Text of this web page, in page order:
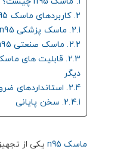
2. کاربردهای ماسک N95 در حوزه‌های مختلف
2.1. ماسک پزشکی n95
2.2. ماسک صنعتی n95
دیگر
2.4. استانداردهای ضروری در انواع ماسک n95
2.4.1. سخن پایانی
ماسک n95
یکی از